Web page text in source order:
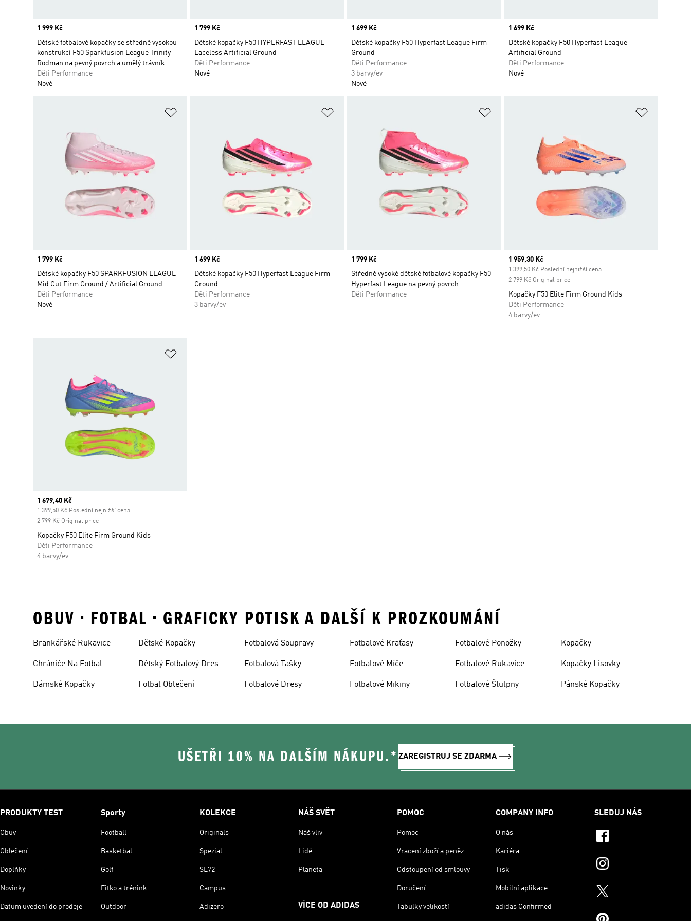
Price
1 999 Kč
Dětské fotbalové kopačky se středně vysokou
konstrukcí F50 Sparkfusion League Trinity
Rodman na pevný povrch a umělý trávník
Děti Performance
Nové
Price
1 799 Kč
Dětské kopačky F50 HYPERFAST LEAGUE
Laceless Artificial Ground
Děti Performance
Nové
Price
1 699 Kč
Dětské kopačky F50 Hyperfast League Firm
Ground
Děti Performance
3 barvy/ev
Nové
Price
1 699 Kč
Dětské kopačky F50 Hyperfast League
Artificial Ground
Děti Performance
Nové
Price
1 799 Kč
Dětské kopačky F50 SPARKFUSION LEAGUE
Mid Cut Firm Ground / Artificial Ground
Děti Performance
Nové
Price
1 699 Kč
Dětské kopačky F50 Hyperfast League Firm
Ground
Děti Performance
3 barvy/ev
Price
1 799 Kč
Středně vysoké dětské fotbalové kopačky F50
Hyperfast League na pevný povrch
Děti Performance
Current price
1 959,30 Kč
1 399,50 Kč Poslední nejnižší cena
2 799 Kč Original price
Kopačky F50 Elite Firm Ground Kids
Děti Performance
4 barvy/ev
Current price
1 679,40 Kč
1 399,50 Kč Poslední nejnižší cena
2 799 Kč Original price
Kopačky F50 Elite Firm Ground Kids
Děti Performance
4 barvy/ev
OBUV • FOTBAL • GRAFICKY POTISK A DALŠÍ K PROZKOUMÁNÍ
Brankářské Rukavice
Chrániče Na Fotbal
Dámské Kopačky
Dětské Kopačky
Dětský Fotbalový Dres
Fotbal Oblečení
Fotbalová Soupravy
Fotbalová Tašky
Fotbalové Dresy
Fotbalové Kraťasy
Fotbalové Míče
Fotbalové Mikiny
Fotbalové Ponožky
Fotbalové Rukavice
Fotbalové Štulpny
Kopačky
Kopačky Lisovky
Pánské Kopačky
UŠETŘI 10% NA DALŠÍM NÁKUPU.* ZAREGISTRUJ SE ZDARMA
PRODUKTY TEST
Obuv
Oblečení
Doplňky
Novinky
Datum uvedení do prodeje
Sporty
Football
Basketbal
Golf
Fitko a trénink
Outdoor
KOLEKCE
Originals
Spezial
SL72
Campus
Adizero
NÁŠ SVĚT
Náš vliv
Lidé
Planeta
VÍCE OD ADIDAS
POMOC
Pomoc
Vracení zboží a peněz
Odstoupení od smlouvy
Doručení
Tabulky velikostí
COMPANY INFO
O nás
Kariéra
Tisk
Mobilní aplikace
adidas Confirmed
SLEDUJ NÁS